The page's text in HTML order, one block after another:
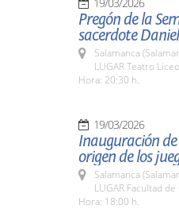
Pregón de la
sacerdote
Salamanca
LUGAR Teatro Liceo
Hora: 20:30 h.
19/03/2026
Inauguración
origen de los
Salamanca
LUGAR Facultad
Hora: 18:00 h.